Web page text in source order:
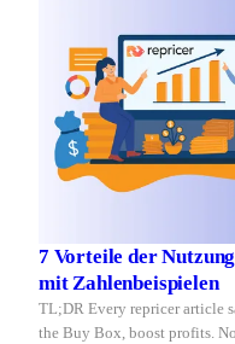
7 Vorteile der
mit Zahlenbeispielen
TL;DR Every repricer article
the Buy Box, boost profits.